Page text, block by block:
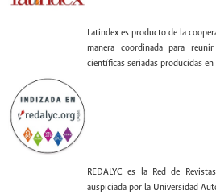
Latindex es producto de la
manera coordinada para
científicas seriadas producidas en
REDALYC es la Red de
auspiciada por la Universidad